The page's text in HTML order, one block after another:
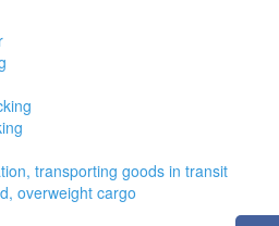
transporting goods in transit
overweight cargo